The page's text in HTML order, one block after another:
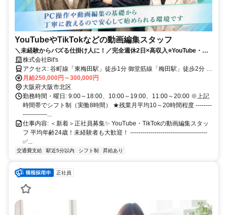
YouTubeやTikTokなどの動画編集スタッフ
＼未経験からバズる仕掛け人に！／完全週休2日×高収入⭐️YouTube・
TikTok好きが活きる正社員
株式会社Bit's
アクセス: 谷町線「東梅田駅」徒歩1分 御堂筋線「梅田駅」徒歩2分 阪
神本線「大阪梅田駅」徒歩3分 --------------------------------------
月給250,000円～300,000円
大阪府大阪市北区
勤務時間・曜日: 9:00～18:00、10:00～19:00、11:00～20:00 ※上記
時間帯でシフト制（実働8時間） ★残業月平均10～20時間程度 --------
------------...
仕事内容: ＜新着＞正社員募集✨ YouTube・TikTokの動画編集スタッ
フ 平均年齢24歳！未経験者も大歓迎！ --------------------------------------
✅...
交通費支給 駅近5分以内 シフト制 昇給あり
正社員